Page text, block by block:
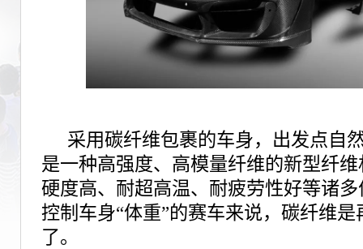
采用碳纤维包裹的车身，出发点自
是一种高强度、高模量纤维的新型纤
硬度高、耐超高温、耐疲劳性好等诸
控制车身“体重”的赛车来说，碳纤维
了。